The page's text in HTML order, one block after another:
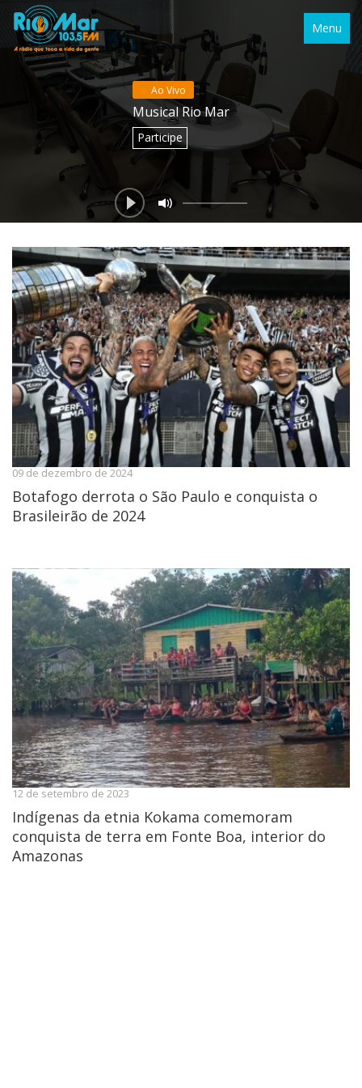
Menu
Ao Vivo
Musical Rio Mar
Participe
09 de dezembro de 2024
Botafogo derrota o São Paulo e conquista o
Brasileirão de 2024
12 de setembro de 2023
Indígenas da etnia Kokama comemoram
conquista de terra em Fonte Boa, interior do
Amazonas